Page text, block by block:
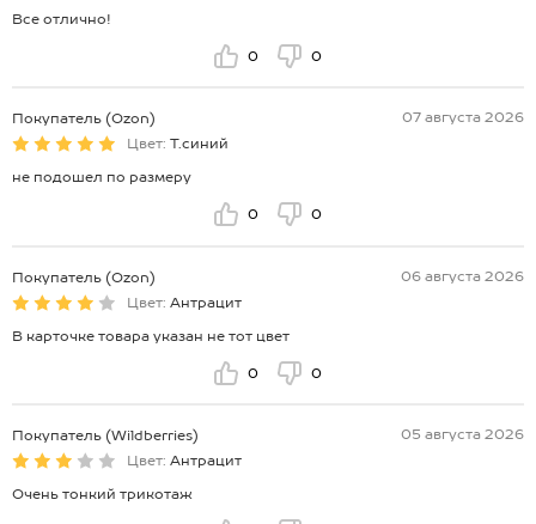
Все отлично!
0 0
Покупатель (Ozon)
07 августа 2026
Цвет: Т.синий
не подошел по размеру
0 0
Покупатель (Ozon)
06 августа 2026
Цвет: Антрацит
В карточке товара указан не тот цвет
0 0
Покупатель (Wildberries)
05 августа 2026
Цвет: Антрацит
Очень тонкий трикотаж